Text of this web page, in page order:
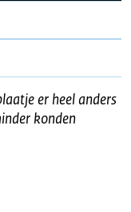
er heel anders
konden